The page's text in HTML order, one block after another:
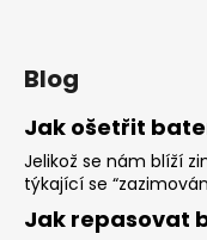
Blog
Jak ošetřit
Jelikož se nám blíží
týkající se
Jak repasovat